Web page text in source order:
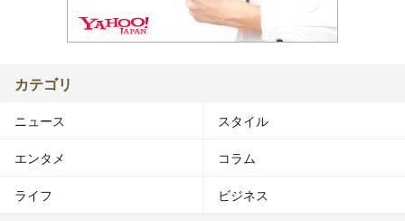
カテゴリ
ニュース スタイル
エンタメ コラム
ライフ ビジネス